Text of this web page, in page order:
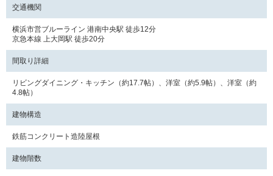
交通機関
横浜市営ブルーライン 港南中央駅 徒歩12分
京急本線 上大岡駅 徒歩20分
間取り詳細
リビングダイニング・キッチン（約17.7帖）、洋室（約5.9帖）、洋室（約
4.8帖）
建物構造
鉄筋コンクリート造陸屋根
建物階数